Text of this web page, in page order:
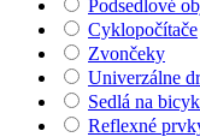
Podsedlové
Cyklopočítače
Zvončeky
Univerzálne
Sedlá na
Reflexné